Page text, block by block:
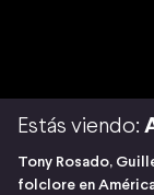
Estás viendo:
Tony Rosado,
folclore en